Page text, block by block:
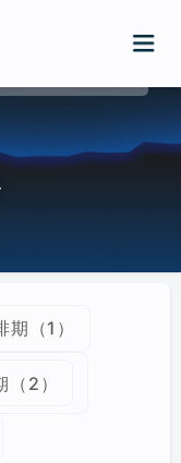
期 （1）
（2）